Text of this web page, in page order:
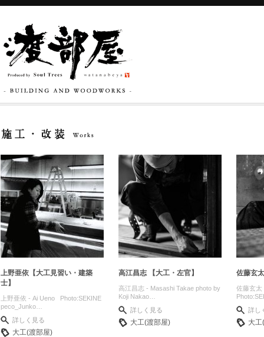
上野亜依【大工見習い・建築
士】
上野亜依 - Ai Ueno Photo:SEKINE
peco_Junko…
詳しく見る
大工(渡部屋)
高江昌志 【大工・左官】
高江昌志 - Masashi Takae photo by
Koji Nakao…
詳しく見る
大工(渡部屋)
佐藤玄
佐藤玄太
詳し
大